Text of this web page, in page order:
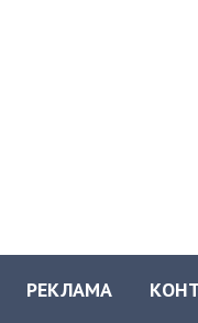
РЕКЛАМА